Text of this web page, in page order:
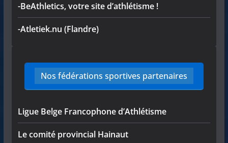
-BeAthletics, votre site d’athlétisme !
-Atletiek.nu (Flandre)
Nos fédérations sportives partenaires
Ligue Belge Francophone d’Athlétisme
Le comité provincial Hainaut